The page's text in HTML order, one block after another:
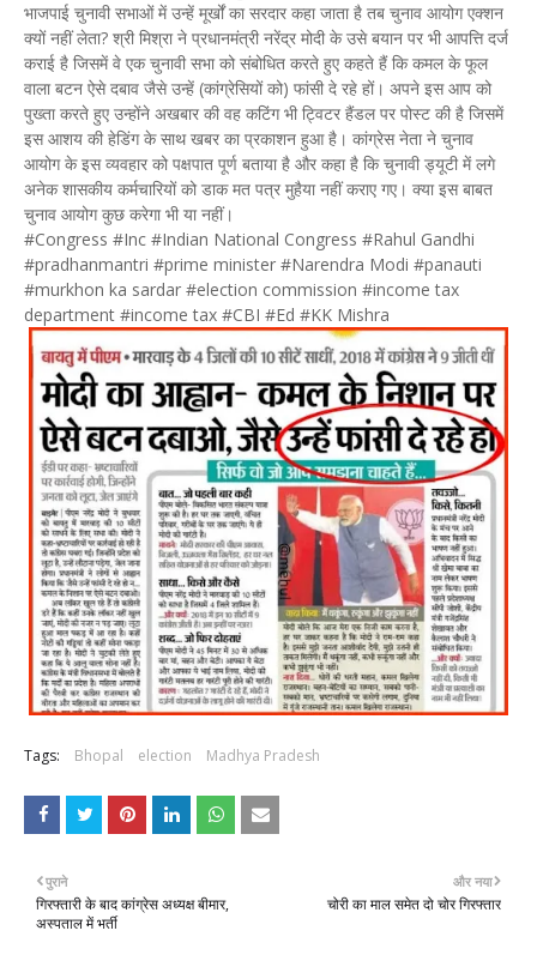
भाजपाई चुनावी सभाओं में उन्हें मूर्खों का सरदार कहा जाता है तब चुनाव आयोग एक्शन
क्यों नहीं लेता? श्री मिश्रा ने प्रधानमंत्री नरेंद्र मोदी के उसे बयान पर भी आपत्ति दर्ज
कराई है जिसमें वे एक चुनावी सभा को संबोधित करते हुए कहते हैं कि कमल के फूल
वाला बटन ऐसे दबाव जैसे उन्हें (कांग्रेसियों को) फांसी दे रहे हों। अपने इस आप को
पुख्ता करते हुए उन्होंने अखबार की वह कटिंग भी ट्विटर हैंडल पर पोस्ट की है जिसमें
इस आशय की हेडिंग के साथ खबर का प्रकाशन हुआ है। कांग्रेस नेता ने चुनाव
आयोग के इस व्यवहार को पक्षपात पूर्ण बताया है और कहा है कि चुनावी ड्यूटी में लगे
अनेक शासकीय कर्मचारियों को डाक मत पत्र मुहैया नहीं कराए गए। क्या इस बाबत
चुनाव आयोग कुछ करेगा भी या नहीं।
#Congress #Inc #Indian National Congress #Rahul Gandhi
#pradhanmantri #prime minister #Narendra Modi #panauti
#murkhon ka sardar #election commission #income tax
department #income tax #CBI #Ed #KK Mishra
Tags: Bhopal election Madhya Pradesh
और नया
चोरी का माल समेत दो चोर गिरफ्तार
पुराने
गिरफ्तारी के बाद कांग्रेस अध्यक्ष बीमार,
अस्पताल में भर्ती